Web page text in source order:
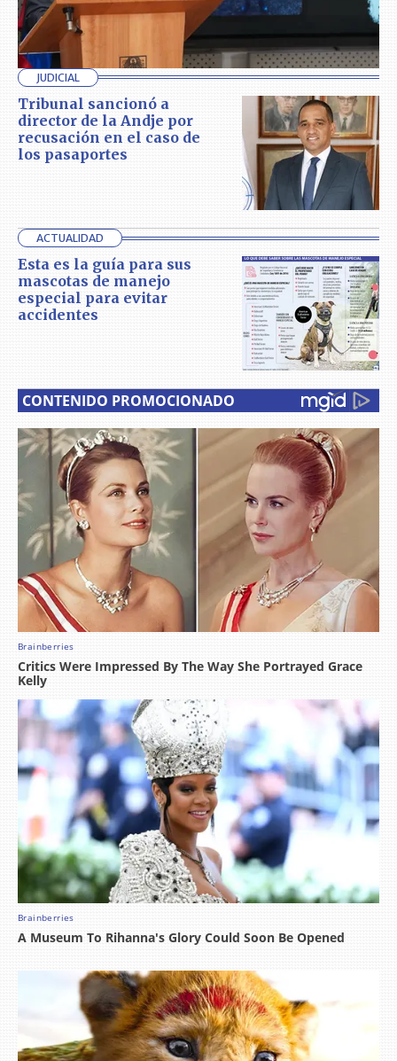
JUDICIAL
Tribunal sancionó a
director de la Andje por
recusación en el caso de
los pasaportes
ACTUALIDAD
Esta es la guía para sus
mascotas de manejo
especial para evitar
accidentes